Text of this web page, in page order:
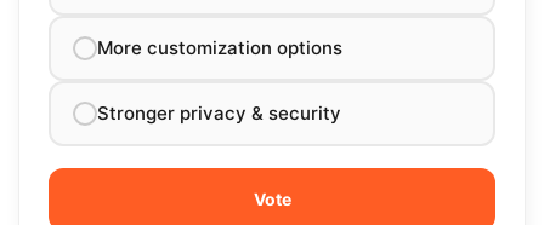
More customization options
Stronger privacy & security